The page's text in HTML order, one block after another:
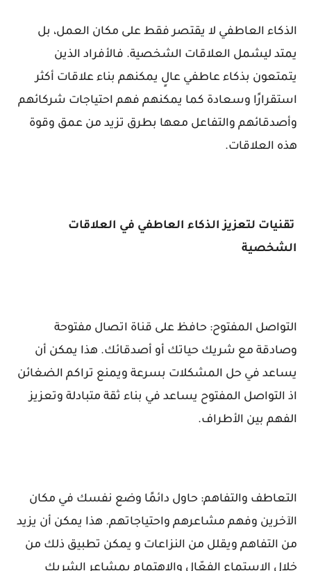
الذكاء العاطفي لا يقتصر فقط على مكان العمل، بل
يمتد ليشمل العلاقات الشخصية. فالأفراد الذين
يتمتعون بذكاء عاطفي عالٍ يمكنهم بناء علاقات أكثر
استقرارًا وسعادة كما يمكنهم فهم احتياجات شركائهم
وأصدقائهم والتفاعل معها بطرق تزيد من عمق وقوة
هذه العلاقات.
تقنيات لتعزيز الذكاء العاطفي في العلاقات
الشخصية
التواصل المفتوح: حافظ على قناة اتصال مفتوحة
وصادقة مع شريك حياتك أو أصدقائك. هذا يمكن أن
يساعد في حل المشكلات بسرعة ويمنع تراكم الضغائن
اذ التواصل المفتوح يساعد في بناء ثقة متبادلة وتعزيز
الفهم بين الأطراف.
التعاطف والتفاهم: حاول دائمًا وضع نفسك في مكان
الآخرين وفهم مشاعرهم واحتياجاتهم. هذا يمكن أن يزيد
من التفاهم ويقلل من النزاعات و يمكن تطبيق ذلك من
خلال الاستماع الفعّال والاهتمام بمشاعر الشريك